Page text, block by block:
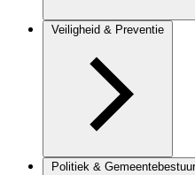
Veiligheid & Preventie
Politiek & Gemeentebestuur